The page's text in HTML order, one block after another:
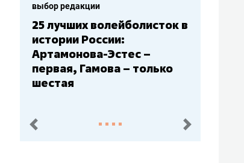
выбор редакции
Бюджеты клубов КХЛ: СКА
– главный мажор, «Ак
Барс» – второй, «Салават
Юлаев» – середняк
пред. след.